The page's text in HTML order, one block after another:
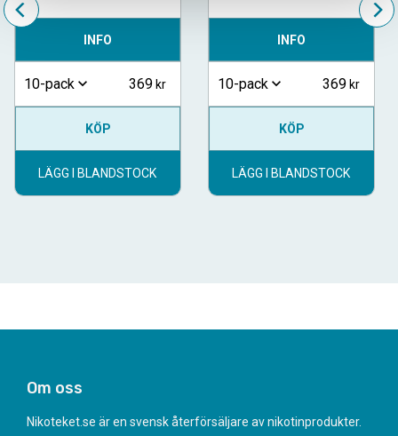
INFO
10-pack 369
KÖP
LÄGG I BLANDSTOCK
INFO
10-pack 369
KÖP
LÄGG I BLANDSTOCK
Om oss
Nikoteket.se är en svensk återförsäljare av nikotinprodukter.